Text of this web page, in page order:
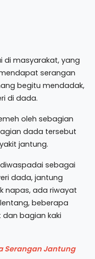
di masyarakat, yang
serangan
begitu mendadak,
di dada.
oleh sebagian
dada tersebut
jantung.
sebagai
dada, jantung
napas, ada riwayat
beberapa
bagian kaki
Serangan Jantung